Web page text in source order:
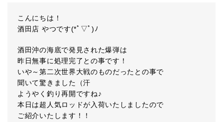
こんにちは！
酒田店 やつです(*ﾟ▽ﾟ)ﾉ
酒田沖の海底で発見された爆弾は
昨日無事に処理完了との事です！
いや～第二次世界大戦のものだったとの事で
聞いて驚きました（汗
ようやく釣り再開ですね♪
本日は超人気ロッドが入荷いたしましたので
ご紹介いたします！！